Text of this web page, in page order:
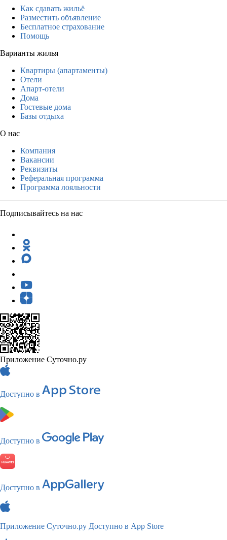
Как сдавать жильё
Разместить объявление
Бесплатное страхование
Помощь
Варианты жилья
Квартиры (апартаменты)
Отели
Апарт-отели
Дома
Гостевые дома
Базы отдыха
О нас
Компания
Вакансии
Реквизиты
Реферальная программа
Программа лояльности
Подписывайтесь на нас
Приложение Суточно.ру
Доступно в
Доступно в
Доступно в
Приложение Суточно.ру Доступно в App Store